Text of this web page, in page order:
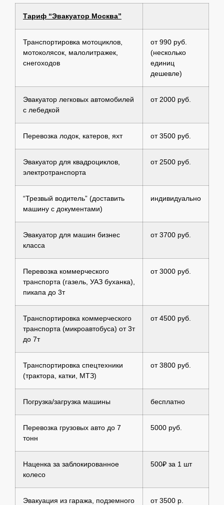
Тариф “Эвакуатор Москва”
Транспортировка мотоциклов,
мотоколясок, малолитражек,
снегоходов
от 990 руб.
(несколько
единиц
дешевле)
Эвакуатор легковых автомобилей
с лебедкой
от 2000 руб.
Перевозка лодок, катеров, яхт от 3500 руб.
Эвакуатор для квадроциклов,
электротранспорта
от 2500 руб.
“Трезвый водитель” (доставить
машину с документами)
индивидуально
Эвакуатор для машин бизнес
класса
от 3700 руб.
Перевозка коммерческого
транспорта (газель, УАЗ буханка),
пикапа до 3т
от 3000 руб.
Транспортировка коммерческого
транспорта (микроавтобуса) от 3т
до 7т
от 4500 руб.
Транспортировка спецтехники
(трактора, катки, МТЗ)
от 3800 руб.
Погрузка/загрузка машины бесплатно
Перевозка грузовых авто до 7
тонн
5000 руб.
Наценка за заблокированное
колесо
500₽ за 1 шт
Эвакуация из гаража, подземного
от 3500 р.